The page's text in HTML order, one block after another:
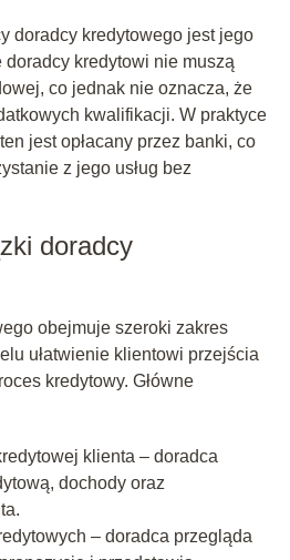
doradcy kredytowego jest jego
kredytowi nie muszą
co jednak nie oznacza, że
kwalifikacji. W praktyce
jest opłacany przez banki, co
z jego usług bez
doradcy
obejmuje szeroki zakres
ułatwienie klientowi przejścia
kredytowy. Główne
klienta – doradca
dochody oraz
– doradca przegląda